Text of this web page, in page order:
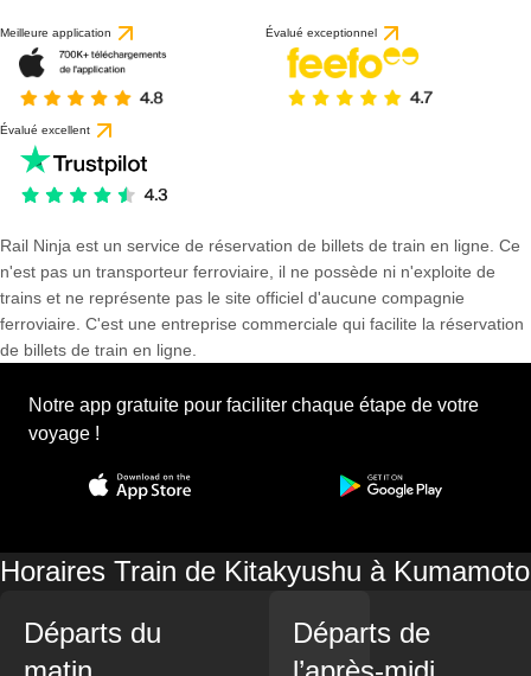
Meilleure application Évalué exceptionnel
Évalué excellent
Rail Ninja est un service de réservation de billets de train en ligne. Ce
n'est pas un transporteur ferroviaire, il ne possède ni n'exploite de
trains et ne représente pas le site officiel d'aucune compagnie
ferroviaire. C'est une entreprise commerciale qui facilite la réservation
de billets de train en ligne.
Notre app gratuite pour faciliter chaque étape de votre
voyage !
Horaires Train de Kitakyushu à Kumamoto
Départs du
Départs de